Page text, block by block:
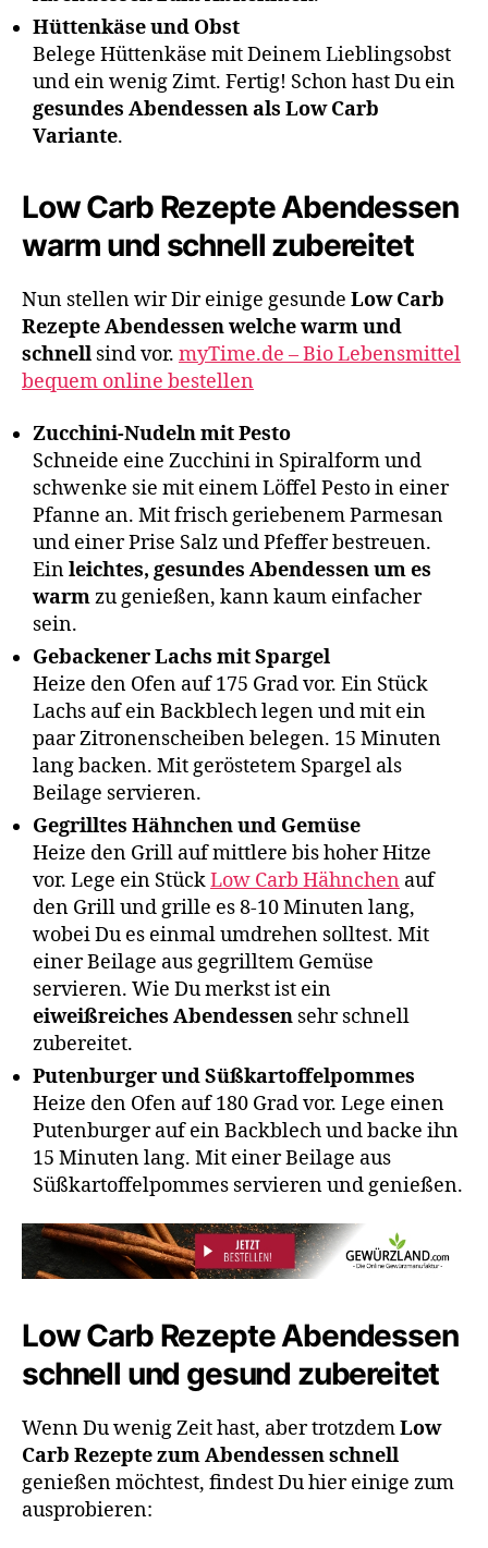
Hüttenkäse und Obst
Belege Hüttenkäse mit Deinem Lieblingsobst
und ein wenig Zimt. Fertig! Schon hast Du ein
gesundes Abendessen als Low Carb
Variante.
Low Carb Rezepte Abendessen
warm und schnell zubereitet
Nun stellen wir Dir einige gesunde Low Carb
Rezepte Abendessen welche warm und
schnell sind vor. myTime.de – Bio Lebensmittel
bequem online bestellen
Zucchini-Nudeln mit Pesto
Schneide eine Zucchini in Spiralform und
schwenke sie mit einem Löffel Pesto in einer
Pfanne an. Mit frisch geriebenem Parmesan
und einer Prise Salz und Pfeffer bestreuen.
Einleichtes, gesundes Abendessen um es
warmzu genießen, kann kaum einfacher
sein.
Gebackener Lachs mit Spargel
Heize den Ofen auf 175 Grad vor. Ein Stück
Lachs auf ein Backblech legen und mit ein
paar Zitronenscheiben belegen. 15 Minuten
lang backen. Mit geröstetem Spargel als
Beilage servieren.
Gegrilltes Hähnchen und Gemüse
Heize den Grill auf mittlere bis hoher Hitze
vor. Lege ein StückLow Carb Hähnchen auf
den Grill und grille es 8-10 Minuten lang,
wobei Du es einmal umdrehen solltest. Mit
einer Beilage aus gegrilltem Gemüse
servieren. Wie Du merkst ist ein
eiweißreiches Abendessen sehr schnell
zubereitet.
Putenburger und Süßkartoffelpommes
Heize den Ofen auf 180 Grad vor. Lege einen
Putenburger auf ein Backblech und backe ihn
15 Minuten lang. Mit einer Beilage aus
Süßkartoffelpommes servieren und genießen.
Low Carb Rezepte Abendessen
schnell und gesund zubereitet
Wenn Du wenig Zeit hast, aber trotzdemLow
Carb Rezepte zum Abendessen schnell
genießen möchtest, findest Du hier einige zum
ausprobieren: